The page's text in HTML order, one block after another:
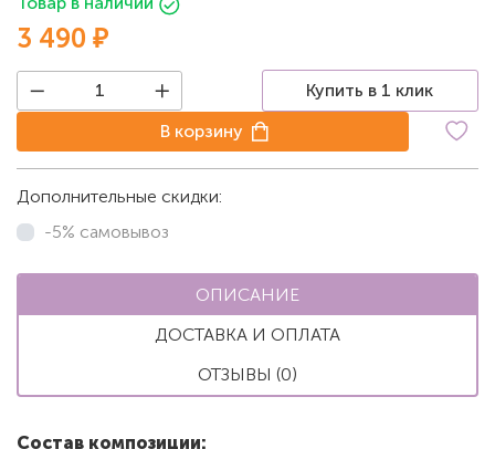
3 490 ₽
Купить в 1 клик
В корзину
Дополнительные скидки:
-5% самовывоз
ОПИСАНИЕ
ДОСТАВКА И ОПЛАТА
ОТЗЫВЫ (0)
Состав композиции: